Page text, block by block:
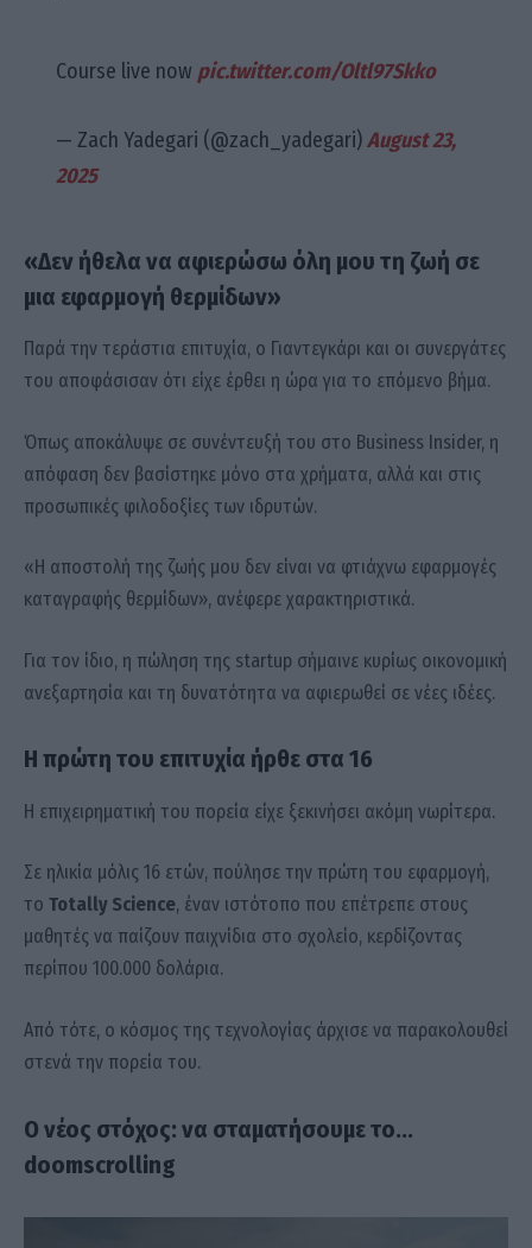
Course live now pic.twitter.com/Oltl97Skko
— Zach Yadegari (@zach_yadegari)August 23,
2025
«Δεν ήθελα να αφιερώσω όλη μου τη ζωή σε
μια εφαρμογή θερμίδων»
Παρά την τεράστια επιτυχία, ο Γιαντεγκάρι και οι συνεργάτες
του αποφάσισαν ότι είχε έρθει η ώρα για το επόμενο βήμα.
Όπως αποκάλυψε σε συνέντευξή του στο Business Insider, η
απόφαση δεν βασίστηκε μόνο στα χρήματα, αλλά και στις
προσωπικές φιλοδοξίες των ιδρυτών.
«Η αποστολή της ζωής μου δεν είναι να φτιάχνω εφαρμογές
καταγραφής θερμίδων», ανέφερε χαρακτηριστικά.
Για τον ίδιο, η πώληση της startup σήμαινε κυρίως οικονομική
ανεξαρτησία και τη δυνατότητα να αφιερωθεί σε νέες ιδέες.
Η πρώτη του επιτυχία ήρθε στα 16
Η επιχειρηματική του πορεία είχε ξεκινήσει ακόμη νωρίτερα.
Σε ηλικία μόλις 16 ετών, πούλησε την πρώτη του εφαρμογή,
το Totally Science, έναν ιστότοπο που επέτρεπε στους
μαθητές να παίζουν παιχνίδια στο σχολείο, κερδίζοντας
περίπου 100.000 δολάρια.
Από τότε, ο κόσμος της τεχνολογίας άρχισε να παρακολουθεί
στενά την πορεία του.
Ο νέος στόχος: να σταματήσουμε το…
doomscrolling